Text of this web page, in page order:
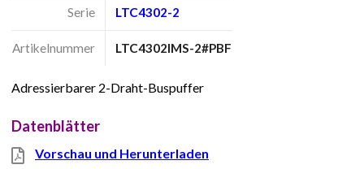
Serie LTC4302-2
Artikelnummer LTC4302IMS-2#PBF
Adressierbarer 2-Draht-Buspuffer
Datenblätter
Vorschau und Herunterladen